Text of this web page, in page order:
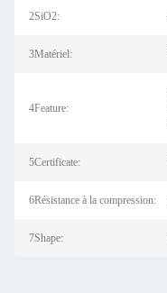
2SiO2:
3Matériel:
4Feature:
5Certificate:
6Résistance à la compression:
7Shape: